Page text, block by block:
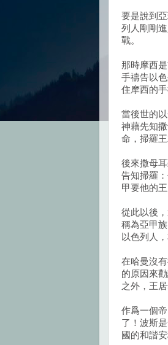
要是說到
列人剛剛
戰。
那時摩西
手禱告以
住摩西的
當後世的
神藉先知
命，掃羅
後來撒母
告知掃羅
甲要他的
從此以後
稱為亞甲
以色列人
在哈曼沒
的原因來
之外，王
作爲一個
了！波斯
國的和諧